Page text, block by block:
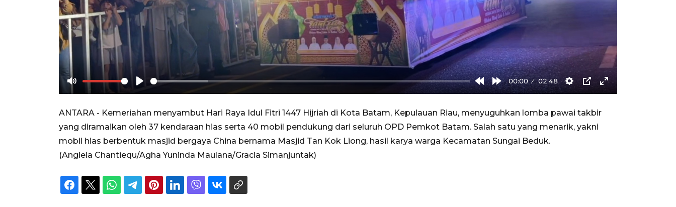
Mute Play
RewindForward
00:00 02:48
Settings
PIP Enter
ANTARA - Kemeriahan menyambut Hari Raya Idul Fitri 1447 Hijriah di Kota Batam, Kepulauan Riau, menyuguhkan lomba pawai takbir
yang diramaikan oleh 37 kendaraan hias serta 40 mobil pendukung dari seluruh OPD Pemkot Batam. Salah satu yang menarik, yakni
mobil hias berbentuk masjid bergaya China bernama Masjid Tan Kok Liong, hasil karya warga Kecamatan Sungai Beduk.
(Angiela Chantiequ/Agha Yuninda Maulana/Gracia Simanjuntak)